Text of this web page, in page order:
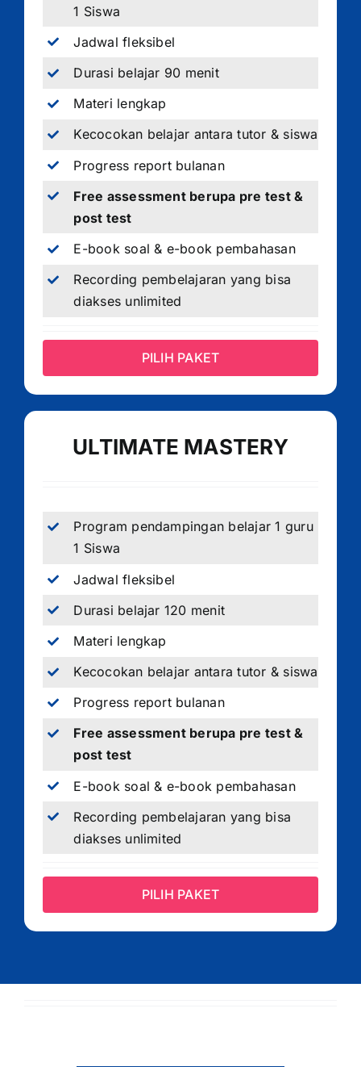
1 Siswa
Jadwal fleksibel
Durasi belajar 90 menit
Materi lengkap
Kecocokan belajar antara tutor & siswa
Progress report bulanan
Free assessment berupa pre test &
post test
E-book soal & e-book pembahasan
Recording pembelajaran yang bisa
diakses unlimited
PILIH PAKET
ULTIMATE MASTERY
Program pendampingan belajar 1 guru
1 Siswa
Jadwal fleksibel
Durasi belajar 120 menit
Materi lengkap
Kecocokan belajar antara tutor & siswa
Progress report bulanan
Free assessment berupa pre test &
post test
E-book soal & e-book pembahasan
Recording pembelajaran yang bisa
diakses unlimited
PILIH PAKET